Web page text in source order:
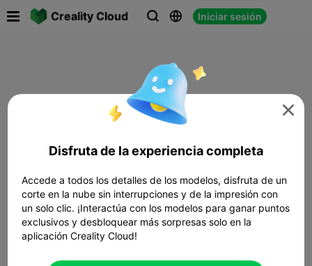
Creality Cloud   Iniciar sesión

Disfruta de la experiencia completa
Accede a todos los detalles de los modelos, disfruta de un
corte en la nube sin interrupciones y de la impresión con
un solo clic. ¡Interactúa con los modelos para ganar puntos
exclusivos y desbloquear más sorpresas solo en la
aplicación Creality Cloud!